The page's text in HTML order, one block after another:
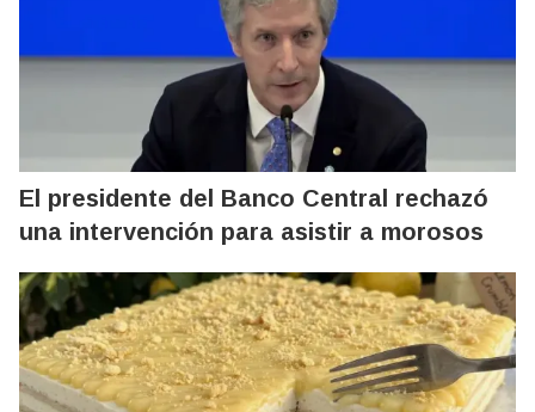
El presidente del Banco Central rechazó
una intervención para asistir a morosos